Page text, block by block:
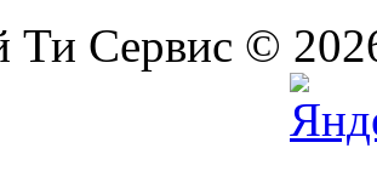
Ти Сервис ©